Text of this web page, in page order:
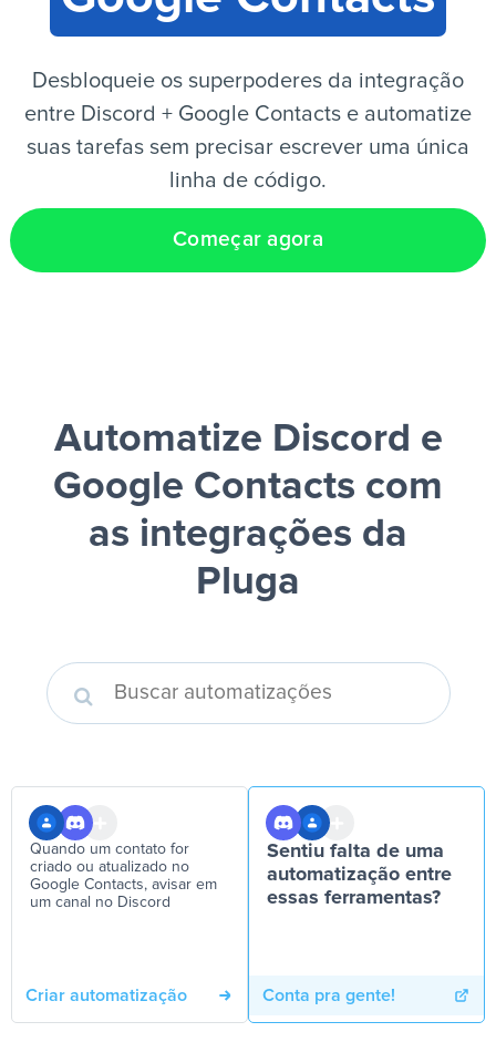
Desbloqueie os superpoderes da integração
entre Discord + Google Contacts e automatize
suas tarefas sem precisar escrever uma única
linha de código.
Começar agora
Automatize Discord e
Google Contacts com
as integrações da
Pluga
Quando um contato for
criado ou atualizado no
Google Contacts, avisar em
um canal no Discord
Criar automatização
Sentiu falta de uma
automatização entre
essas ferramentas?
Conta pra gente!